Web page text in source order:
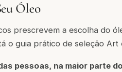
Óleo
prescrevem a escolha do
o guia prático de seleção Art
pessoas, na maior parte